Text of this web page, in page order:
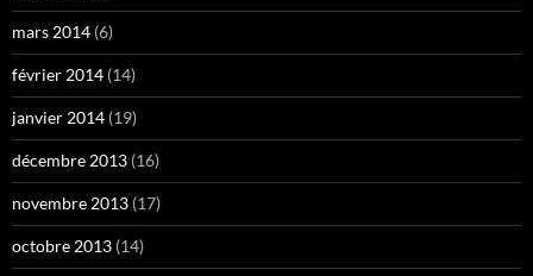
mars 2014 (6)
février 2014 (14)
janvier 2014 (19)
décembre 2013 (16)
novembre 2013 (17)
octobre 2013 (14)